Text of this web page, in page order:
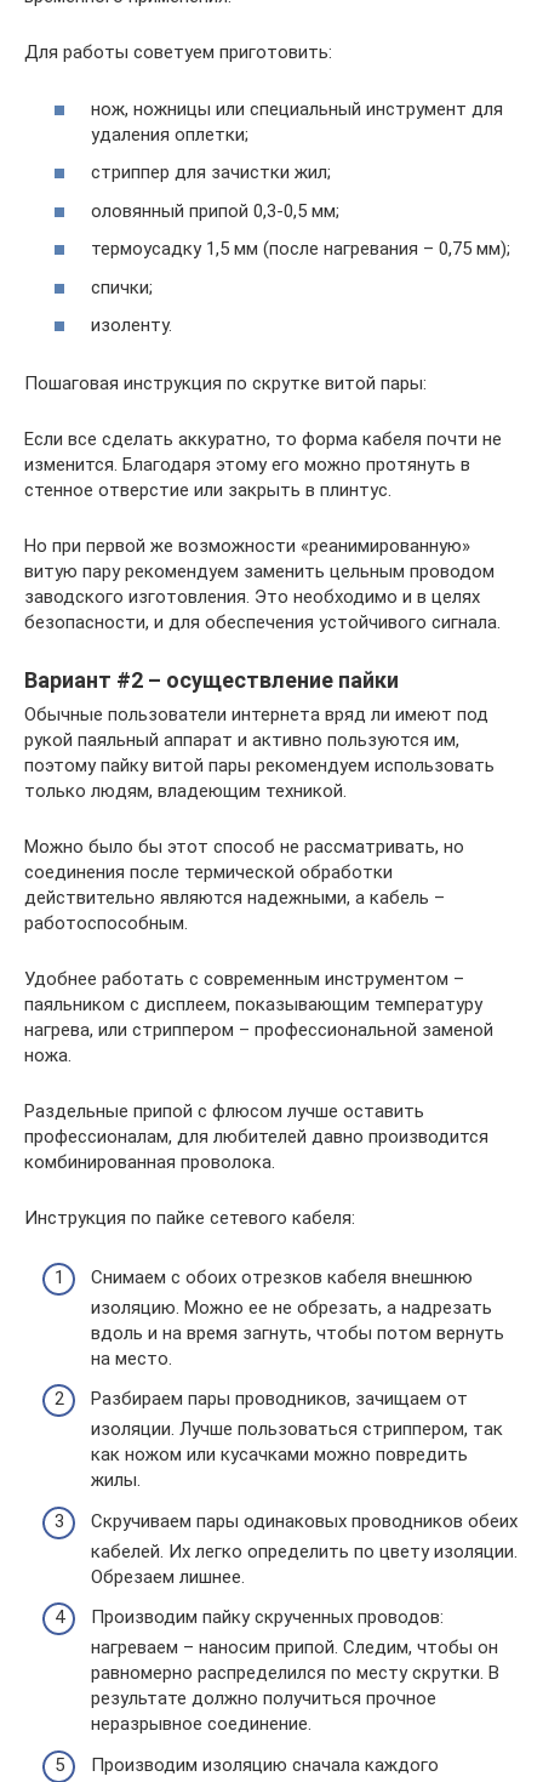
Для работы советуем приготовить:
нож, ножницы или специальный инструмент для
удаления оплетки;
стриппер для зачистки жил;
оловянный припой 0,3-0,5 мм;
термоусадку 1,5 мм (после нагревания – 0,75 мм);
спички;
изоленту.
Пошаговая инструкция по скрутке витой пары:
Если все сделать аккуратно, то форма кабеля почти не
изменится. Благодаря этому его можно протянуть в
стенное отверстие или закрыть в плинтус.
Но при первой же возможности «реанимированную»
витую пару рекомендуем заменить цельным проводом
заводского изготовления. Это необходимо и в целях
безопасности, и для обеспечения устойчивого сигнала.
Вариант #2 – осуществление пайки
Обычные пользователи интернета вряд ли имеют под
рукой паяльный аппарат и активно пользуются им,
поэтому пайку витой пары рекомендуем использовать
только людям, владеющим техникой.
Можно было бы этот способ не рассматривать, но
соединения после термической обработки
действительно являются надежными, а кабель –
работоспособным.
Удобнее работать с современным инструментом –
паяльником с дисплеем, показывающим температуру
нагрева, или стриппером – профессиональной заменой
ножа.
Раздельные припой с флюсом лучше оставить
профессионалам, для любителей давно производится
комбинированная проволока.
Инструкция по пайке сетевого кабеля:
Снимаем с обоих отрезков кабеля внешнюю
изоляцию. Можно ее не обрезать, а надрезать
вдоль и на время загнуть, чтобы потом вернуть
на место.
Разбираем пары проводников, зачищаем от
изоляции. Лучше пользоваться стриппером, так
как ножом или кусачками можно повредить
жилы.
Скручиваем пары одинаковых проводников обеих
кабелей. Их легко определить по цвету изоляции.
Обрезаем лишнее.
Производим пайку скрученных проводов:
нагреваем – наносим припой. Следим, чтобы он
равномерно распределился по месту скрутки. В
результате должно получиться прочное
неразрывное соединение.
Производим изоляцию сначала каждого